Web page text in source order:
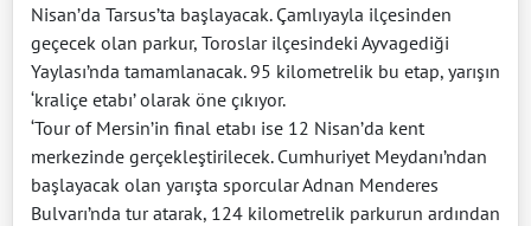
Nisan’da Tarsus’ta başlayacak. Çamlıyayla ilçesinden
geçecek olan parkur, Toroslar ilçesindeki Ayvagediği
Yaylası’nda tamamlanacak. 95 kilometrelik bu etap, yarışın
‘kraliçe etabı’ olarak öne çıkıyor.
‘Tour of Mersin’in final etabı ise 12 Nisan’da kent
merkezinde gerçekleştirilecek. Cumhuriyet Meydanı’ndan
başlayacak olan yarışta sporcular Adnan Menderes
Bulvarı’nda tur atarak, 124 kilometrelik parkurun ardından